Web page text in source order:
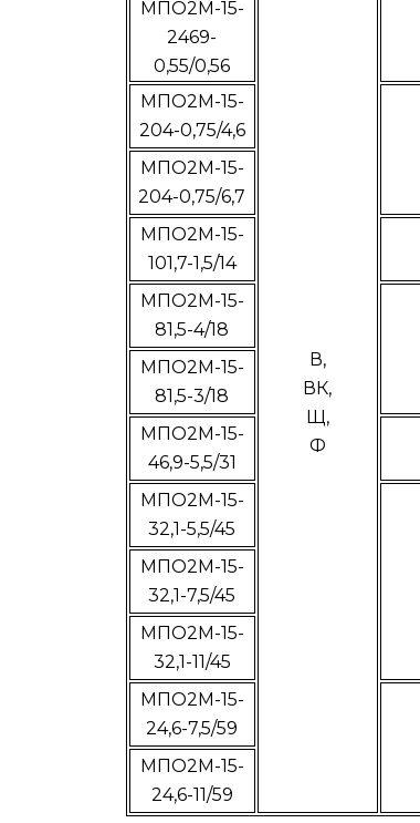
МПО2М-15-
2469-
0,55/0,56
В,
ВК,
Щ,
Ф
МПО2М-15-
204-0,75/4,6
МПО2М-15-
204-0,75/6,7
МПО2М-15-
101,7-1,5/14
МПО2М-15-
81,5-4/18
МПО2М-15-
81,5-3/18
МПО2М-15-
46,9-5,5/31
МПО2М-15-
32,1-5,5/45
МПО2М-15-
32,1-7,5/45
МПО2М-15-
32,1-11/45
МПО2М-15-
24,6-7,5/59
МПО2М-15-
24,6-11/59